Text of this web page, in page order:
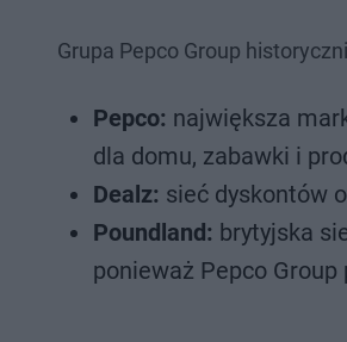
Grupa Pepco Group
Pepco: największa
dla domu, zabawki i
Dealz: sieć dyskontów
Poundland: brytyjska
ponieważ Pepco